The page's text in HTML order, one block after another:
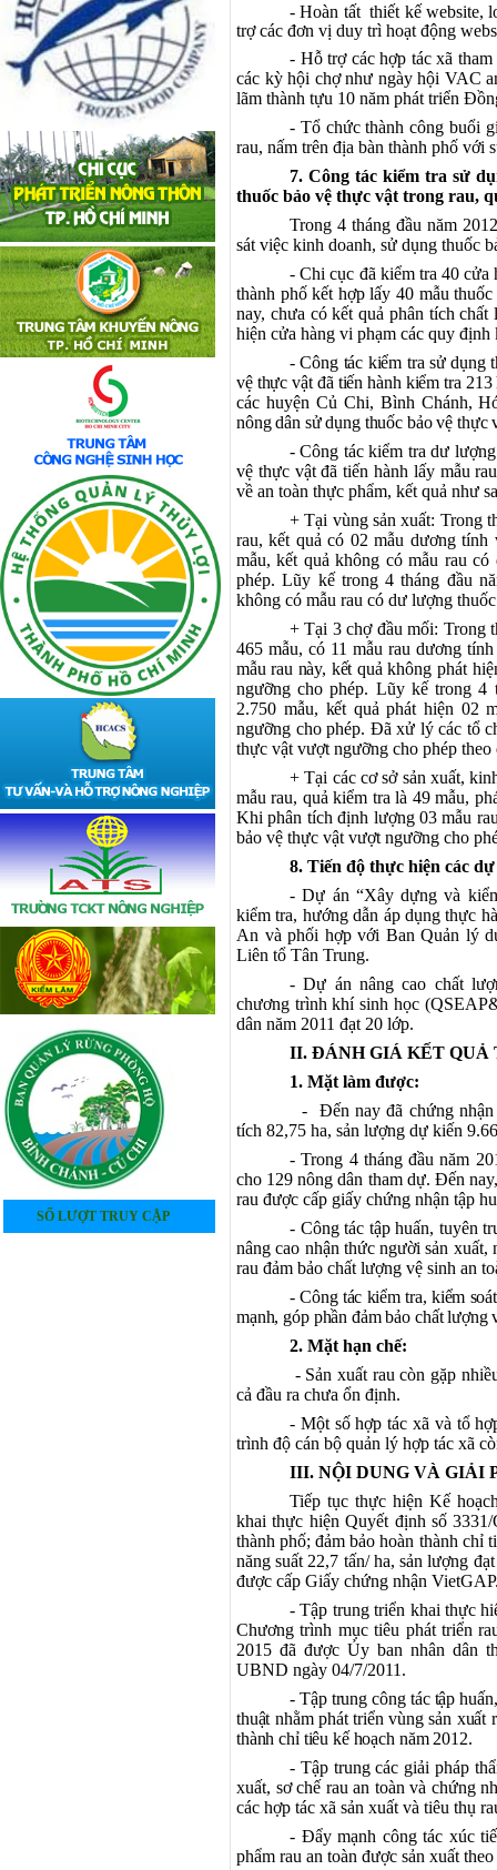
SỐ LƯỢT TRUY CẬP
- Hoàn tất thiết kế website,
trợ các đơn vị duy trì hoạt động
- Hỗ trợ các hợp tác xã
các kỳ hội chợ như ngày hội VAC
lãm thành tựu 10 năm phát triển
- Tổ chức thành công buổi
rau, nấm trên địa bàn thành phố với
7. Công tác kiểm tra sử
thuốc bảo vệ thực vật trong rau,
Trong 4 tháng đầu năm
sát việc kinh doanh, sử dụng thuốc
- Chi cục đã kiểm tra 40 cửa
thành phố kết hợp lấy 40 mẫu
nay, chưa có kết quả phân tích
hiện cửa hàng vi phạm các quy
- Công tác kiểm tra sử dụng
vệ thực vật đã tiến hành kiểm tra
các huyện Củ Chi, Bình Chánh,
nông dân sử dụng thuốc bảo vệ
- Công tác kiểm tra dư
vệ thực vật đã tiến hành lấy mẫu
về an toàn thực phẩm, kết quả như
+ Tại vùng sản xuất: Trong
rau, kết quả có 02 mẫu dương
mẫu, kết quả không có mẫu rau
phép. Lũy kế trong 4 tháng đầu
không có mẫu rau có dư lượng
+ Tại 3 chợ đầu mối: Trong
465 mẫu, có 11 mẫu rau dương
mẫu rau này, kết quảkhông phát
ngưỡng cho phép. Lũy kế trong 4
2.750 mẫu, kết quảphát hiện 02
ngưỡng cho phép. Đã xử lý các tổ
thực vật vượt ngưỡng cho phép theo
+ Tại các cơ sở sản xuất,
mẫu rau, quả kiểm tra là 49 mẫu,
Khi phân tích định lượng 03 mẫu
bảo vệ thực vật vượt ngưỡng cho
8. Tiến độ thực hiện các
- Dự án “Xây dựng và
kiểm tra, hướng dẫn áp dụng thực
An và phối hợp với Ban Quản lý
Liên tổ Tân Trung.
- Dự án nâng cao chất
chương trình khí sinh học
dân năm 2011 đạt 20 lớp.
II. ĐÁNH GIÁ KẾT QUẢ
1. Mặt làm được:
- Đến nay đã chứng
tích 82,75 ha, sản lượng dự kiến
- Trong 4 tháng đầu năm
cho 129 nông dân tham dự. Đến
rau được cấp giấy chứng nhận tập
- Công tác tập huấn, tuyên
nâng cao nhận thức người sản
rau đảm bảo chất lượng vệ sinh an
- Công tác kiểm tra, kiểm
mạnh, góp phần đảm bảo chất lượng
2. Mặt hạn chế:
- Sản xuất rau còn gặp
cả đầu ra chưa ổn định.
- Một số hợp tác xã và tổ
trình độ cán bộ quản lý hợp tác xã
III. NỘI DUNG VÀ GIẢI
Tiếp tục thực hiện Kế
khai thực hiện Quyết định số
thành phố; đảm bảo hoàn thành chỉ
năng suất 22,7 tấn/ ha, sản lượng
được cấp Giấy chứng nhận
- Tập trung triển khai thực
Chương trình mục tiêu phát triển
2015 đã được Ủy ban nhân dân
UBND ngày 04/7/2011.
- Tập trung công tác tập
thuật nhằm phát triển vùng sản xuất
thành chỉ tiêu kế hoạch năm 2012.
- Tập trung các giải pháp
xuất, sơ chế rau an toàn và chứng
các hợp tác xã sản xuất và tiêu thụ
- Đẩy mạnh công tác xúc
phẩm rau an toàn được sản xuất